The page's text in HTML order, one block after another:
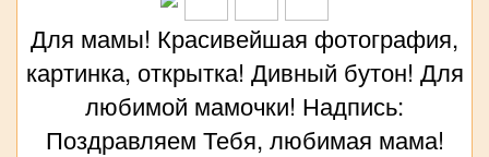
Для мамы! Красивейшая фотография,
картинка, открытка! Дивный бутон! Для
любимой мамочки! Надпись:
Поздравляем Тебя, любимая мама!